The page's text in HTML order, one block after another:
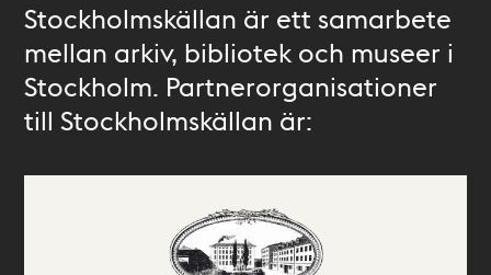
Stockholmskällan är ett samarbete
mellan arkiv, bibliotek och museer i
Stockholm. Partnerorganisationer
till Stockholmskällan är: